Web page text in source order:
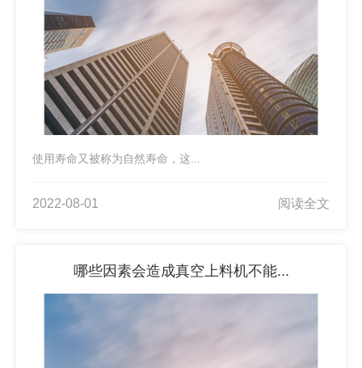
使用寿命又被称为自然寿命，这...
2022-08-01 阅读全文
哪些因素会造成真空上料机不能...